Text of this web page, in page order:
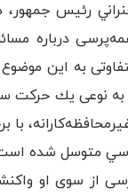
رئیس جمهور،
درباره
به اين موضوع
متوسل شده
از سوی او